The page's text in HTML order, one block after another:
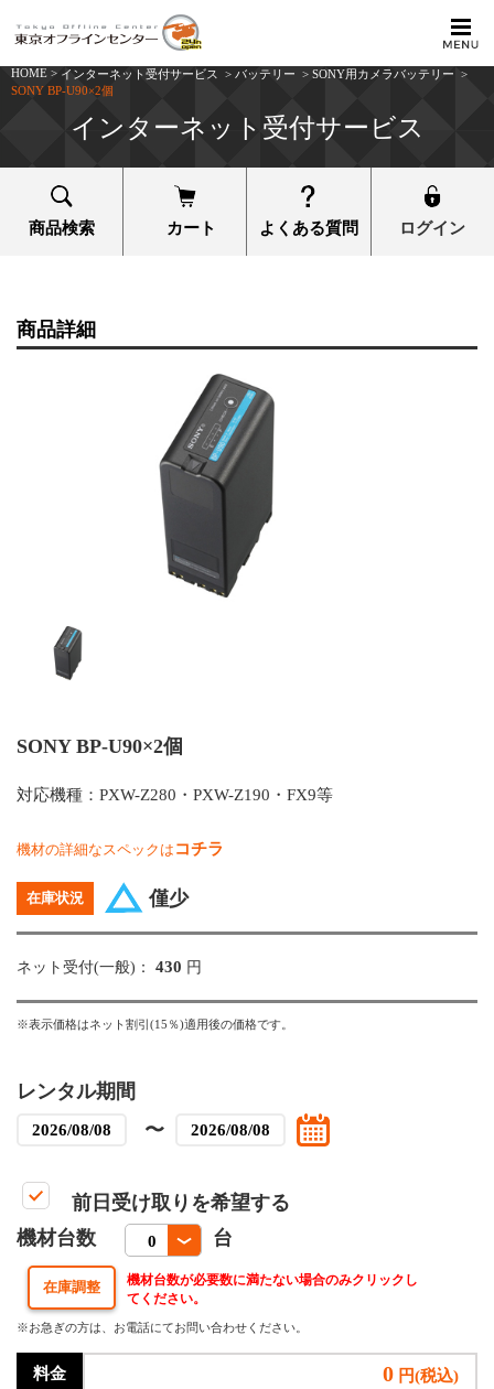
HOME > インターネット受付サービス > バッテリー > SONY用カメラバッテリー >
SONY BP-U90×2個
インターネット受付サービス
商品検索 カート よくある質問 ログイン
商品詳細
SONY BP-U90×2個
対応機種：PXW-Z280・PXW-Z190・FX9等
機材の詳細なスペックは コチラ
在庫状況 僅少
ネット受付(一般)： 430 円
※表示価格はネット割引(15％)適用後の価格です。
レンタル期間
〜
前日受け取りを希望する
機材台数
台
機材台数が必要数に満たない場合のみクリックし
てください。
※お急ぎの方は、お電話にてお問い合わせください。
料金 0 円(税込)